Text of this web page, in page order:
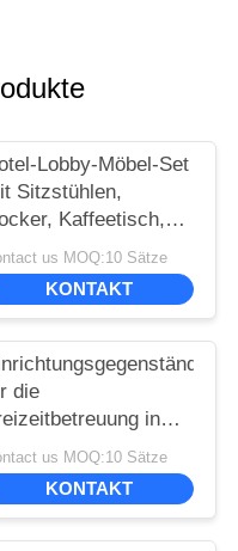
Lobby-Möbel-Set
Sitzstühlen,
Kaffeetisch,
Kissen
us MOQ:10 Sätze
KONTAKT
die
in
Hotelhalle im
Stil
Sofa
us MOQ:10 Sätze
KONTAKT